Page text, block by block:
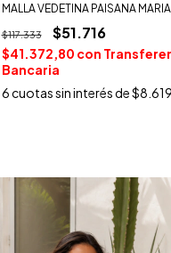
MALLA VEDETINA PAISANA
$117.333 $51.716
$41.372,80 con
Bancaria
6cuotas sin interés de